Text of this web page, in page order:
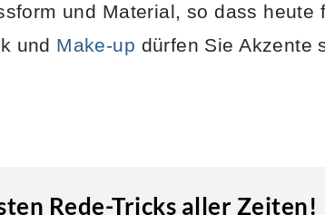
und Material, so dass heute
und Make-up dürfen Sie Akzente